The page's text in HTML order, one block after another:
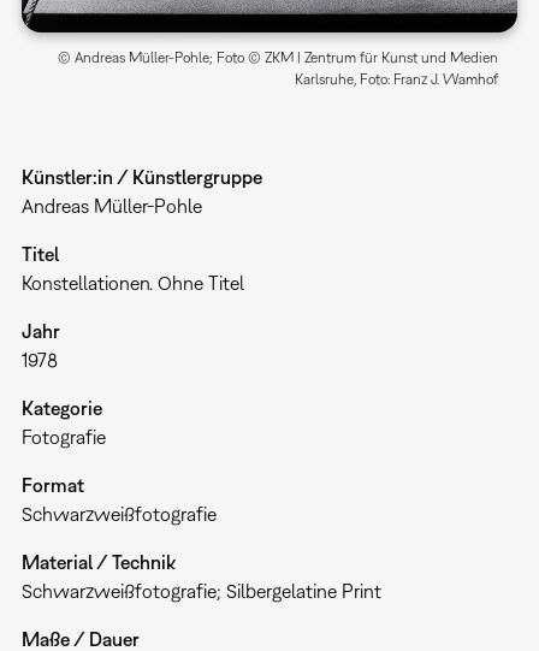
© Andreas Müller-Pohle; Foto © ZKM | Zentrum für Kunst und Medien
Karlsruhe, Foto: Franz J. Wamhof
Künstler:in / Künstlergruppe
Andreas Müller-Pohle
Titel
Konstellationen. Ohne Titel
Jahr
1978
Kategorie
Fotografie
Format
Schwarzweißfotografie
Material / Technik
Schwarzweißfotografie; Silbergelatine Print
Maße / Dauer